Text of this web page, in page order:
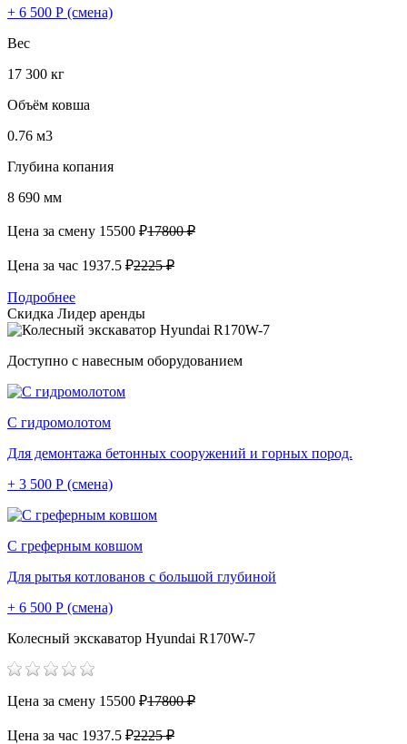
+ 6 500 Р (смена)
Вес
17 300 кг
Объём ковша
0.76 м3
Глубина копания
8 690 мм
Цена за смену 15500 ₽17800 ₽
Цена за час 1937.5 ₽2225 ₽
Подробнее
Скидка Лидер аренды
Доступно с навесным оборудованием
С гидромолотом
Для демонтажа бетонных сооружений и горных пород.
+ 3 500 Р (смена)
С греферным ковшом
Для рытья котлованов с большой глубиной
+ 6 500 Р (смена)
Колесный экскаватор Hyundai R170W-7
Цена за смену 15500 ₽17800 ₽
Цена за час 1937.5 ₽2225 ₽